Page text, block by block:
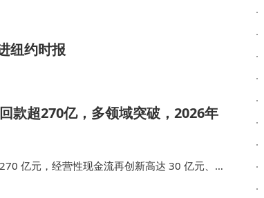
纽约时报
款超270亿，多领域突破，2026年
亿元，经营性现金流再创新高达 30 亿元、同
在行业应用和海外市场方面，科大讯飞的突破